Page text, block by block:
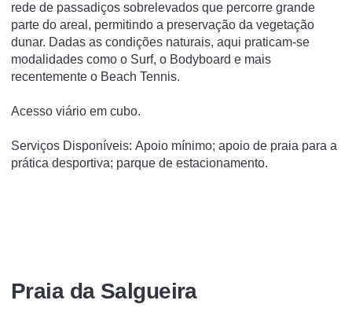
rede de passadiços sobrelevados que percorre grande
parte do areal, permitindo a preservação da vegetação
dunar. Dadas as condições naturais, aqui praticam-se
modalidades como o Surf, o Bodyboard e mais
recentemente o Beach Tennis.
Acesso viário em cubo.
Serviços Disponíveis: Apoio mínimo; apoio de praia para a
prática desportiva; parque de estacionamento.
Praia da Salgueira